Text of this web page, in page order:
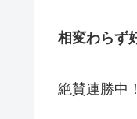
相変わらず
絶賛連勝中！